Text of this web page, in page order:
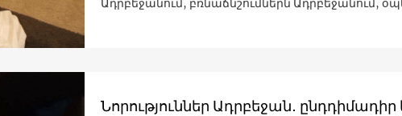
Ադրբեջանում, բռնաճնշումներն Ադրբեջանում,
Նորություններ Ադրբեջան․